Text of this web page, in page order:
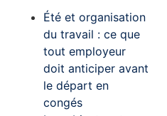
Été et organisation
du travail : ce que
tout employeur
doit anticiper avant
le départ en
congés